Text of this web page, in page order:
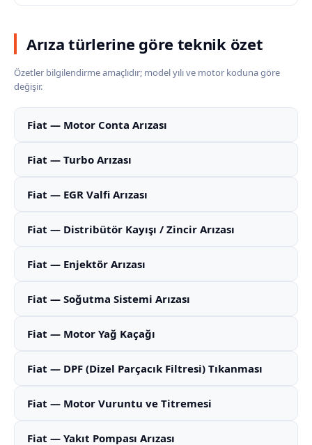
Arıza türlerine göre teknik özet
Özetler bilgilendirme amaçlıdır; model yılı ve motor koduna göre
değişir.
Fiat — Motor Conta Arızası
Fiat — Turbo Arızası
Fiat — EGR Valfi Arızası
Fiat — Distribütör Kayışı / Zincir Arızası
Fiat — Enjektör Arızası
Fiat — Soğutma Sistemi Arızası
Fiat — Motor Yağ Kaçağı
Fiat — DPF (Dizel Parçacık Filtresi) Tıkanması
Fiat — Motor Vuruntu ve Titremesi
Fiat — Yakıt Pompası Arızası